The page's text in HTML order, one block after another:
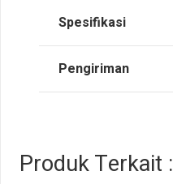
Spesifikasi
Pengiriman
Produk Terkait :